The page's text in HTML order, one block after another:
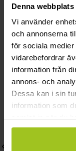
Denna
Vi använder
och annonserna
för sociala
vidarebefordrar
information från
annons- och
Dessa kan i sin
information som
Susanne 0,17 ct
Pris:20 990 kr
20 990 kr